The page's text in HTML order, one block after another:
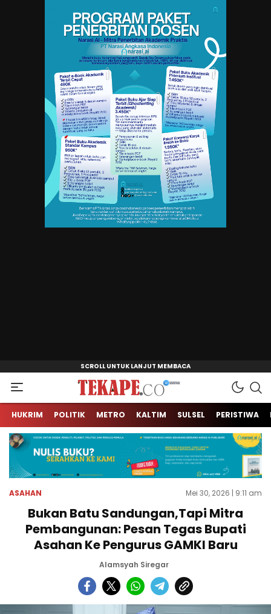
Tekape.co
Jendela Informasi Kita
HUKRIM POLITIK METRO KALTIM SULSEL PERISTIWA
ASAHAN Mei 30, 2026 | 9:11 am
Bukan Batu Sandungan,Tapi Mitra
Pembangunan: Pesan Tegas Bupati
Asahan Ke Pengurus GAMKI Baru
Alamsyah Siregar